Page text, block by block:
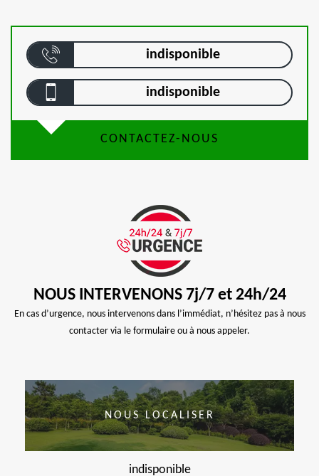
indisponible
indisponible
CONTACTEZ-NOUS
NOUS INTERVENONS 7j/7 et 24h/24
En cas d’urgence, nous intervenons dans l’immédiat, n’hésitez pas à nous
contacter via le formulaire ou à nous appeler.
NOUS LOCALISER
indisponible